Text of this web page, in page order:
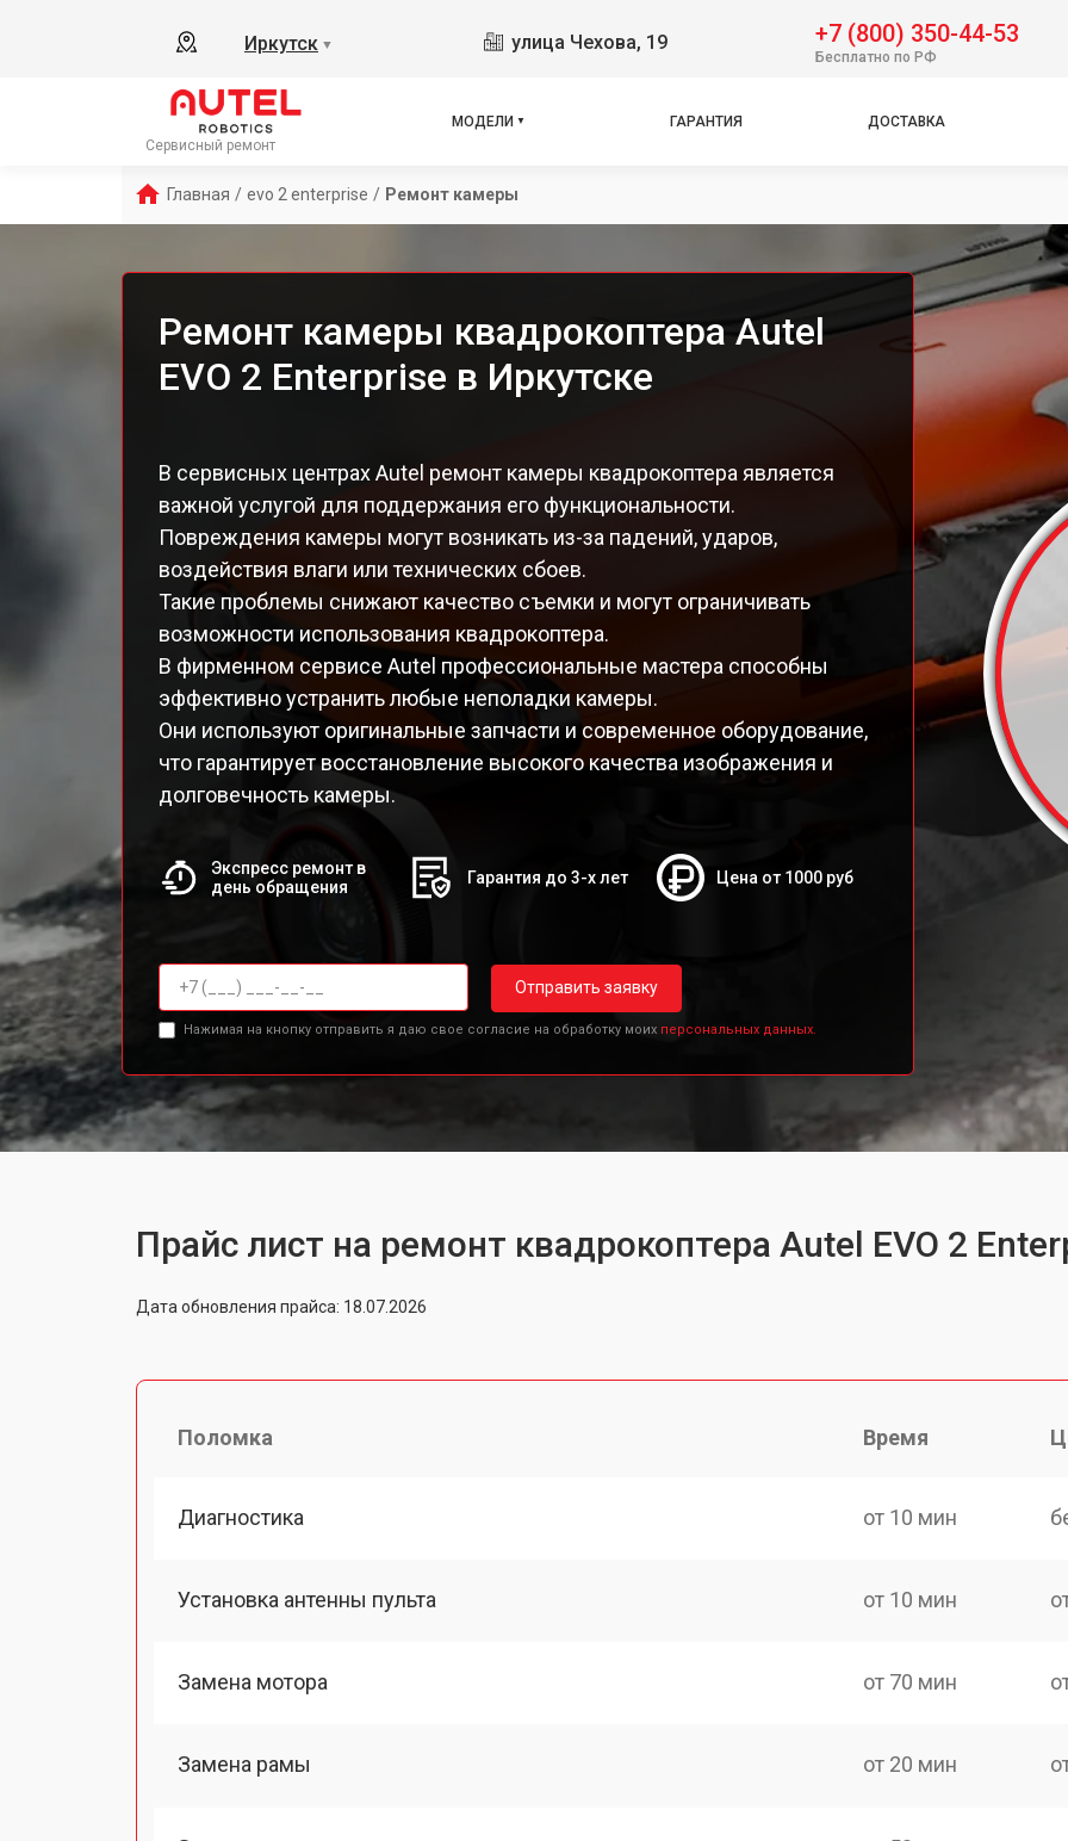
Иркутск ▼ улица Чехова, 19 +7 (800) 350-44-53
Бесплатно по РФ
Сервисный ремонт
МОДЕЛИ ГАРАНТИЯ ДОСТАВКА
Главная / evo 2 enterprise / Ремонт камеры
Ремонт камеры квадрокоптера Autel
EVO 2 Enterprise в Иркутске
В сервисных центрах Autel ремонт камеры квадрокоптера является
важной услугой для поддержания его функциональности.
Повреждения камеры могут возникать из-за падений, ударов,
воздействия влаги или технических сбоев.
Такие проблемы снижают качество съемки и могут ограничивать
возможности использования квадрокоптера.
В фирменном сервисе Autel профессиональные мастера способны
эффективно устранить любые неполадки камеры.
Они используют оригинальные запчасти и современное оборудование,
что гарантирует восстановление высокого качества изображения и
долговечность камеры.
Экспресс ремонт в
день обращения
Гарантия до 3-х лет Цена от 1000 руб
Отправить заявку
Нажимая на кнопку отправить я даю свое согласие на обработку моих персональных данных.
Прайс лист на ремонт квадрокоптера Autel EVO 2
Дата обновления прайса: 18.07.2026
Поломка Время
Диагностика от 10 мин
Установка антенны пульта от 10 мин
Замена мотора от 70 мин
Замена рамы от 20 мин